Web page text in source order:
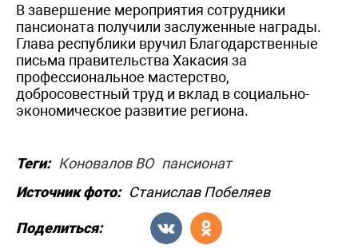
В завершение мероприятия сотрудники
пансионата получили заслуженные награды.
Глава республики вручил Благодарственные
письма правительства Хакасия за
профессиональное мастерство,
добросовестный труд и вклад в социально-
экономическое развитие региона.
Теги: Коновалов ВО пансионат
Источник фото: Станислав Побеляев
Поделиться: